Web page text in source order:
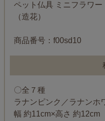
ペット仏具 ミニフラワ
（造花）
商品番号：f00sd10
〇全７種
ラナンピンク／ラナンホ
幅 約11cm×高さ 約12cm